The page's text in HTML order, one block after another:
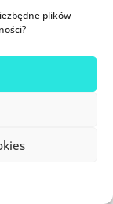
plików
inni